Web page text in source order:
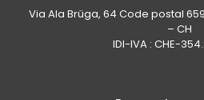
Via Ala Brüga, 64 Code postal
– CH
IDI-IVA : CHE-